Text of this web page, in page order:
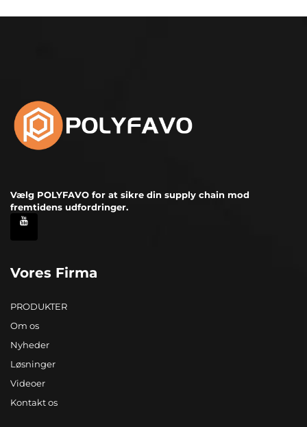
Vælg POLYFAVO for at sikre din supply chain mod
fremtidens udfordringer.
Vores Firma
PRODUKTER
Om os
Nyheder
Løsninger
Videoer
Kontakt os